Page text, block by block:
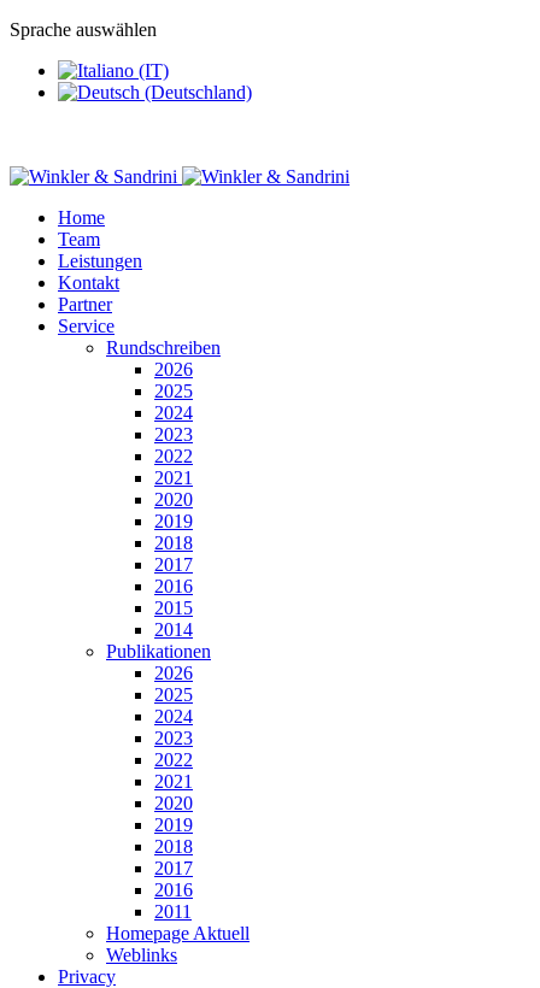
Sprache auswählen
Home
Team
Leistungen
Kontakt
Partner
Service
Rundschreiben
2026
2025
2024
2023
2022
2021
2020
2019
2018
2017
2016
2015
2014
Publikationen
2026
2025
2024
2023
2022
2021
2020
2019
2018
2017
2016
2011
Homepage Aktuell
Weblinks
Privacy